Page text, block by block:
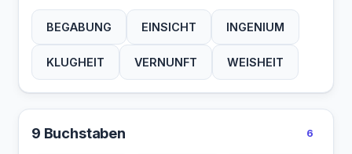
BEGABUNG EINSICHT INGENIUM
KLUGHEIT VERNUNFT WEISHEIT
9 Buchstaben 6